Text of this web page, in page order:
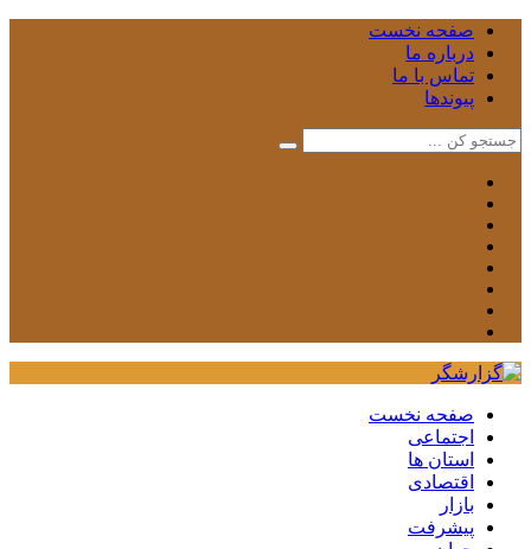
صفحه نخست
درباره ما
تماس با ما
پیوندها
صفحه نخست
اجتماعی
استان ها
اقتصادی
بازار
پیشرفت